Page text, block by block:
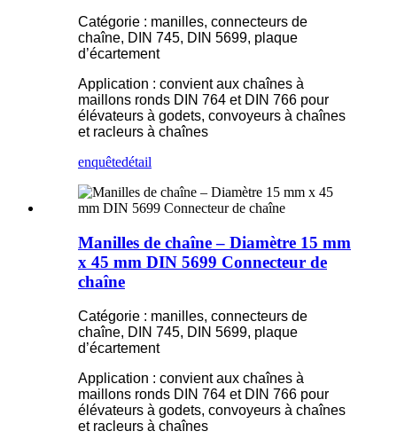
Catégorie : manilles, connecteurs de
chaîne, DIN 745, DIN 5699, plaque
d’écartement
Application : convient aux chaînes à
maillons ronds DIN 764 et DIN 766 pour
élévateurs à godets, convoyeurs à chaînes
et racleurs à chaînes
enquêtedétail
Manilles de chaîne – Diamètre 15 mm
x 45 mm DIN 5699 Connecteur de
chaîne
Catégorie : manilles, connecteurs de
chaîne, DIN 745, DIN 5699, plaque
d’écartement
Application : convient aux chaînes à
maillons ronds DIN 764 et DIN 766 pour
élévateurs à godets, convoyeurs à chaînes
et racleurs à chaînes